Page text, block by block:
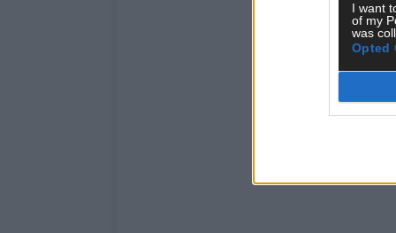
I want
of my
was
Opted